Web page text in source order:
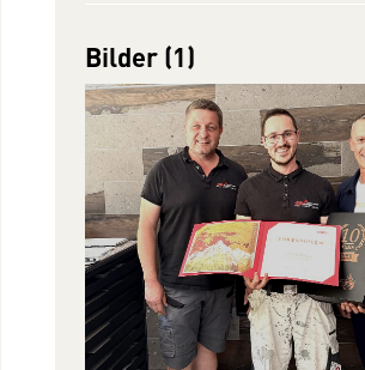
Bilder (1)